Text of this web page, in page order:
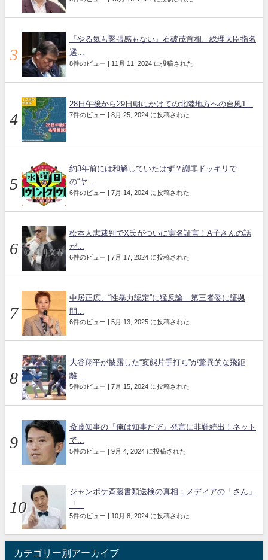
『やる気も緊張感もない』石破茂首相、総理大臣指名
選...
8件のビュー 11月 11, 2024 に投稿された
28日午後から29日朝にかけての北陸地方への台風1...
7件のビュー 8月 25, 2024 に投稿された
約3年前には和解していたはず？謝罪ドッキリで
の“ヤ...
6件のビュー 7月 14, 2024 に投稿された
松本人志裁判でX氏がついに実名証言！A子さんの話
が...
6件のビュー 7月 17, 2024 に投稿された
中居正広、“性暴力認定”に猛反論 第三者委に証拠
開...
6件のビュー 5月 13, 2025 に投稿された
大谷翔平が披露した“変態片手打ち”が驚異的な飛距
離...
5件のビュー 7月 15, 2024 に投稿された
斎藤知事の『俺は知事だぞ』発言に非難続出！ネット
で...
5件のビュー 9月 4, 2024 に投稿された
ジャンポケ斉藤書類送検の真相：メディアの「さん」
「...
5件のビュー 10月 8, 2024 に投稿された
カテゴリー別アーカイブ